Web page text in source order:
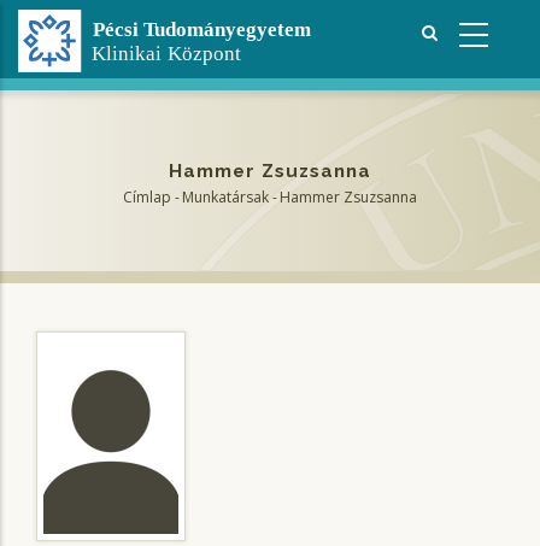
Ugrás
tartalomra
Hammer Zsuzsanna
Címlap -Munkatársak-Hammer Zsuzsanna